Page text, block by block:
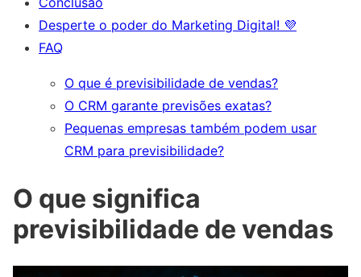
Desperte o poder do Marketing Digital! 💜
FAQ
O que é previsibilidade de vendas?
O CRM garante previsões exatas?
Pequenas empresas também podem usar
CRM para previsibilidade?
O que significa
previsibilidade de vendas